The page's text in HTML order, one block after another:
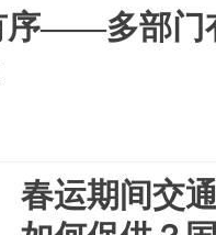
序——多部门
春运期间交